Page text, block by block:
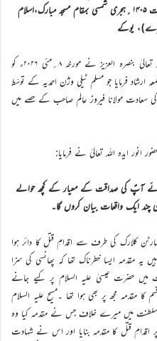
بنصرہ العزیز فرمودہ ۸؍مئی ۲۰۲۶ء بمطابق ۸؍ہجرت ۱۴۰۵؍ہجری شمسی بمقام مسجد مبارک،اسلام
یوکے
اميرالمومنين حضرت خليفةالمسيح الخامس ايدہ اللہ تعاليٰ بنصرہ العزيز نے مورخہ ۸؍مئی ۲۰۲۶ء کو
ارشاد فرمايا جو مسلم ٹيلي وژن احمديہ کے توسّط
سعادت مولانا فیروز عالم صاحب کے حصے ميں
انور ایدہ اللہ تعالیٰ نے فرمایا:
آپؑ کی صداقت کے معیار کے کچھ حوالے
ایک واقعات بیان کروں گا۔
کلارک کی طرف سے اقدامِ قتل کا دائر ہوا
یہ مقدمہ ایسا خطرناک تھا کہ پھانسی کی سزا
میں حضرت عیسیٰ علیہ السلام پر کیے جانے
مقدمہ مجھ پر بھی ہوا تھا ۔مسیح علیہ السلام
سلطنت میں میرے خلاف جس نے مقدمہ کیا وہ
اقدامِ قتل کا مقدمہ بنایا اور اس نے شہادت